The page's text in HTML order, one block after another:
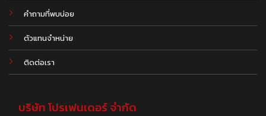
คำถามที่พบบ่อย
ตัวแทนจำหน่าย
ติดต่อเรา
บริษัท โปรเฟนเดอร์ จำกัด